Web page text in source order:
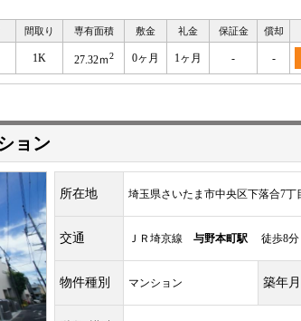
間取り 専有面積 敷金 礼金 保証金 償却
1K 27.32ｍ2 0ヶ月 1ヶ月 - -
ョン
所在地 埼玉県さいたま市中央区下落合7丁
交通 ＪＲ埼京線 与野本町駅 徒歩8分
物件種別 マンション 築年月